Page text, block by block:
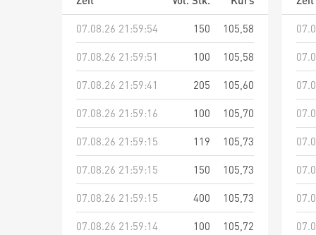
07.08.26 21:59:54
150
105,58
07.08.26 21:59:51
100
105,58
07.08.26 21:59:41
205
105,60
07.08.26 21:59:16
100
105,70
07.08.26 21:59:15
119
105,73
07.08.26 21:59:15
150
105,73
07.08.26 21:59:15
400
105,73
07.08.26 21:59:14
100
105,72